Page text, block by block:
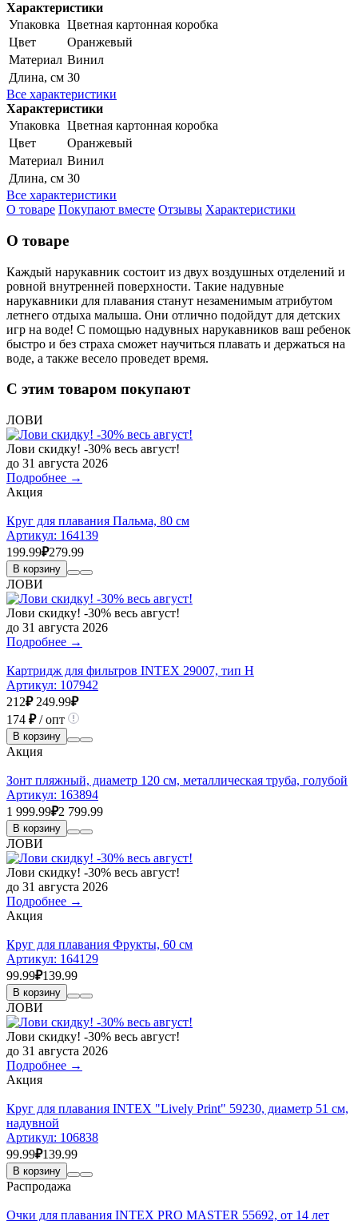
Характеристики
Упаковка Цветная картонная коробка
Цвет
Оранжевый
Материал Винил
Длина, см 30
Все характеристики
Характеристики
Упаковка Цветная картонная коробка
Цвет
Оранжевый
Материал Винил
Длина, см 30
Все характеристики
О товаре Покупают вместе Отзывы Характеристики
О товаре
Каждый нарукавник состоит из двух воздушных отделений и
ровной внутренней поверхности. Такие надувные
нарукавники для плавания станут незаменимым атрибутом
летнего отдыха малыша. Они отлично подойдут для детских
игр на воде! С помощью надувных нарукавников ваш ребенок
быстро и без страха сможет научиться плавать и держаться на
воде, а также весело проведет время.
С этим товаром покупают
ЛОВИ
Лови скидку! -30% весь август!
до 31 августа 2026
Подробнее →
Акция
Круг для плавания Пальма, 80 см
Артикул: 164139
199.99₽279.99
В корзину
ЛОВИ
Лови скидку! -30% весь август!
до 31 августа 2026
Подробнее →
Картридж для фильтров INTEX 29007, тип H
Артикул: 107942
212₽ 249.99₽
174 ₽/ опт
В корзину
Акция
Зонт пляжный, диаметр 120 см, металлическая труба, голубой
Артикул: 163894
1 999.99₽2 799.99
В корзину
ЛОВИ
Лови скидку! -30% весь август!
до 31 августа 2026
Подробнее →
Акция
Круг для плавания Фрукты, 60 см
Артикул: 164129
99.99₽139.99
В корзину
ЛОВИ
Лови скидку! -30% весь август!
до 31 августа 2026
Подробнее →
Акция
Круг для плавания INTEX "Lively Print" 59230, диаметр 51 см,
надувной
Артикул: 106838
99.99₽139.99
В корзину
Распродажа
Очки для плавания INTEX PRO MASTER 55692, от 14 лет